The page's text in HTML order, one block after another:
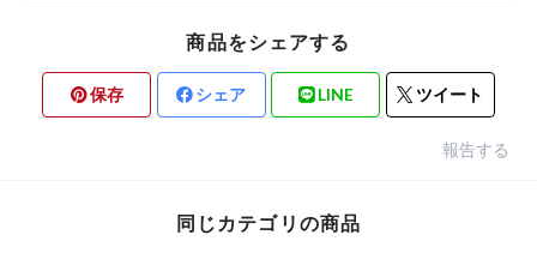
商品をシェアする
保存 シェア LINE ツイート
報告する
同じカテゴリの商品